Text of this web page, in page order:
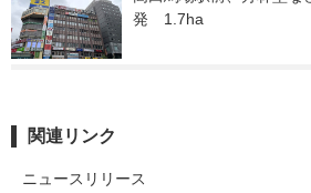
発　1.7ha
関連リンク
ニュースリリース